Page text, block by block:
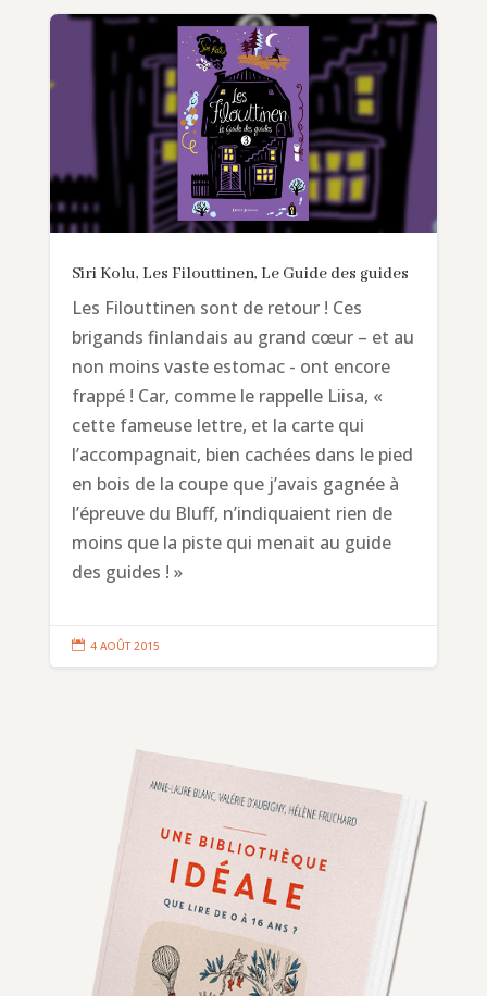
Siri Kolu, Les Filouttinen, Le Guide des guides
Les Filouttinen sont de retour ! Ces
brigands finlandais au grand cœur – et au
non moins vaste estomac - ont encore
frappé ! Car, comme le rappelle Liisa, «
cette fameuse lettre, et la carte qui
l’accompagnait, bien cachées dans le pied
en bois de la coupe que j’avais gagnée à
l’épreuve du Bluff, n’indiquaient rien de
moins que la piste qui menait au guide
des guides ! »
 4 AOÛT 2015